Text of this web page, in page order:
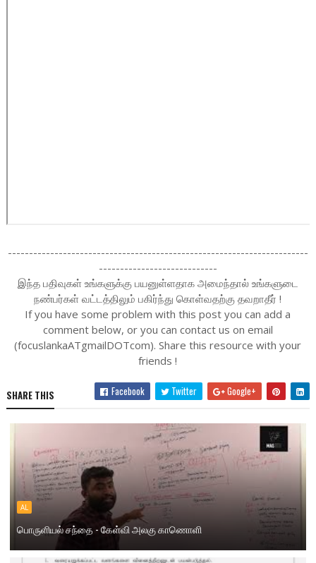
-----------------------------------------------------------------------
----------------------------
இந்த பதிவுகள் உங்களுக்கு பயனுள்ளதாக அமைந்தால் உங்களுடை
நண்பர்கள் வட்டத்திலும் பகிர்ந்து கொள்வதற்கு தவறாதீர் !
If you have some problem with this post you can add a
comment below, or you can contact us on email
(focuslankaATgmailDOTcom). Share this resource with your
friends !
SHARE THIS Facebook Twitter Google+
AL
பொருளியல் சந்தை - கேள்வி அலகு காணொளி